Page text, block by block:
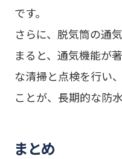
です。
さらに、脱気筒の通
まると、通気機能が
な清掃と点検を行い
ことが、長期的な防
まとめ